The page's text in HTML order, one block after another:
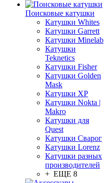
Поисковые катушки
Катушки Whites
Катушки Garrett
Катушки Minelab
Катушки
Teknetics
Катушки Fisher
Катушки Golden
Mask
Катушки XP
Катушки Nokta |
Makro
Катушки для
Quest
Катушки Сварог
Катушки Lorenz
Катушки разных
производителей
+ ЕЩЕ 8